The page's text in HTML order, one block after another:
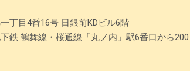
丁目4番16号 日銀前KDビル6階
鉄 鶴舞線・桜通線「丸ノ内」駅6番口から200